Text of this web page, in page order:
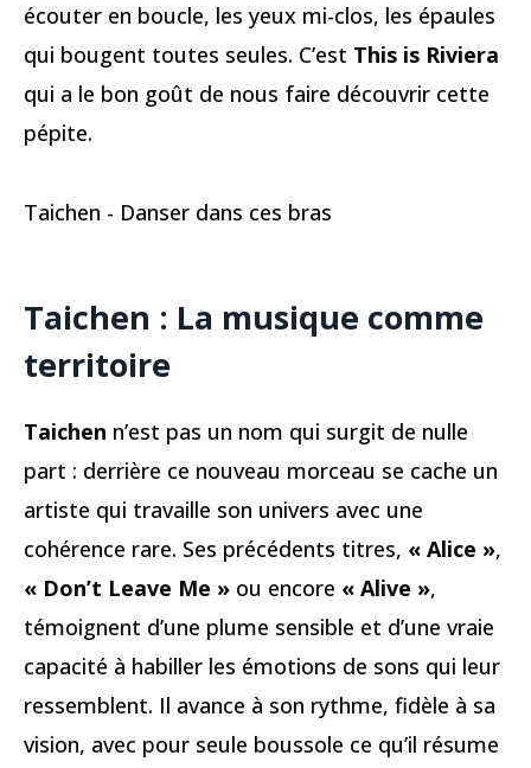
écouter en boucle, les yeux mi-clos, les épaules
qui bougent toutes seules. C’est This is Riviera
qui a le bon goût de nous faire découvrir cette
pépite.
Taichen - Danser dans ces bras
Taichen : La musique comme
territoire
Taichen n’est pas un nom qui surgit de nulle
part : derrière ce nouveau morceau se cache un
artiste qui travaille son univers avec une
cohérence rare. Ses précédents titres, « Alice »,
« Don’t Leave Me » ou encore « Alive »,
témoignent d’une plume sensible et d’une vraie
capacité à habiller les émotions de sons qui leur
ressemblent. Il avance à son rythme, fidèle à sa
vision, avec pour seule boussole ce qu’il résume